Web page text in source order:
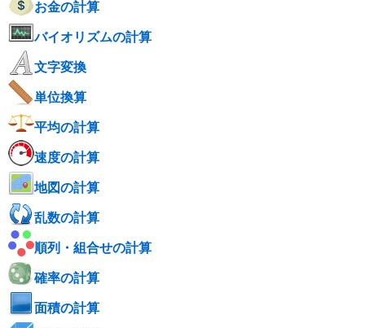
お金の計算
バイオリズムの計算
文字変換
単位換算
平均の計算
速度の計算
地図の計算
乱数の計算
順列・組合せの計算
確率の計算
面積の計算